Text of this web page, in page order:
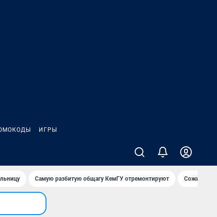
ИГРЫ
Самую разбитую общагу КемГУ отремонтируют